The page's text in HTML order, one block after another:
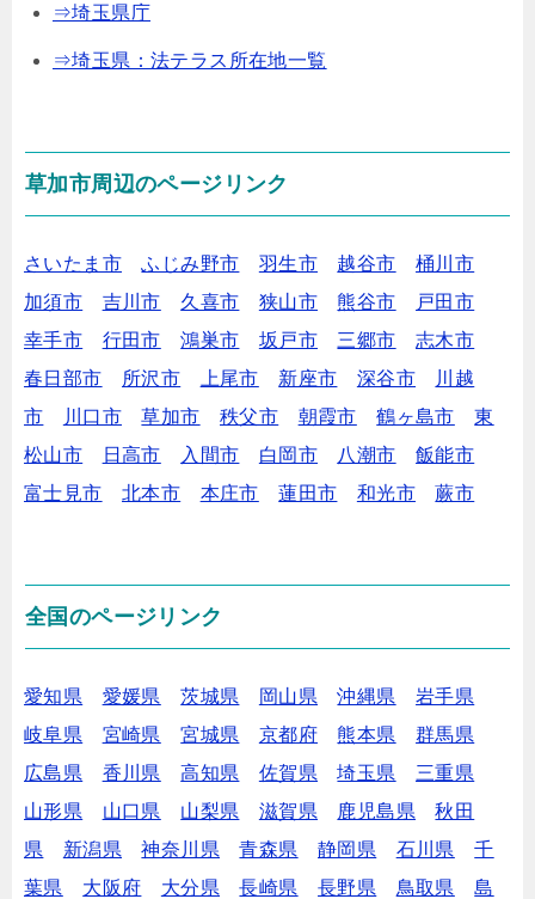
⇒埼玉県庁
⇒埼玉県：法テラス所在地一覧
草加市周辺のページリンク
さいたま市 ふじみ野市 羽生市 越谷市
桶川市
加須市
吉川市 久喜市 狭山市 熊谷市
戸田市
幸手市
行田市 鴻巣市 坂戸市 三郷市
志木市
春日部市
所沢市 上尾市 新座市 深谷市
川越
市
川口市 草加市 秩父市 朝霞市 鶴ヶ島市
東
松山市
日高市 入間市 白岡市 八潮市
飯能市
富士見市
北本市 本庄市 蓮田市 和光市 蕨市
全国のページリンク
愛知県 愛媛県 茨城県 岡山県 沖縄県
岩手県
岐阜県
宮崎県 宮城県 京都府 熊本県
群馬県
広島県
香川県 高知県 佐賀県 埼玉県
三重県
山形県
山口県 山梨県 滋賀県 鹿児島県
秋田
県
新潟県 神奈川県 青森県 静岡県 石川県
千
葉県
大阪府 大分県 長崎県 長野県 鳥取県
島